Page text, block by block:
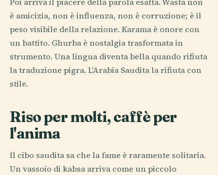
Poi arriva il piacere della parola esatta. Wasta non
è amicizia, non è influenza, non è corruzione; è il
peso visibile della relazione. Karama è onore con
un battito. Ghurba è nostalgia trasformata in
strumento. Una lingua diventa bella quando rifiuta
la traduzione pigra. L'Arabia Saudita la rifiuta con
stile.
Riso per molti, caffè per
l'anima
Il cibo saudita sa che la fame è raramente solitaria.
Un vassoio di kabsa arriva come un piccolo